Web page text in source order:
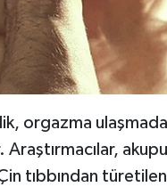
orgazma
Araştırmacılar,
tıbbından